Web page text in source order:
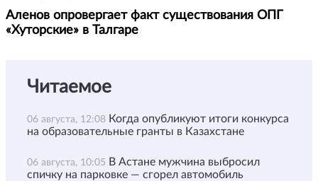
Аленов опровергает факт существования ОПГ
«Хуторские» в Талгаре
Читаемое
06 августа, 12:08 Когда опубликуют итоги конкурса
на образовательные гранты в Казахстане
06 августа, 10:05 В Астане мужчина выбросил
спичку на парковке — сгорел автомобиль